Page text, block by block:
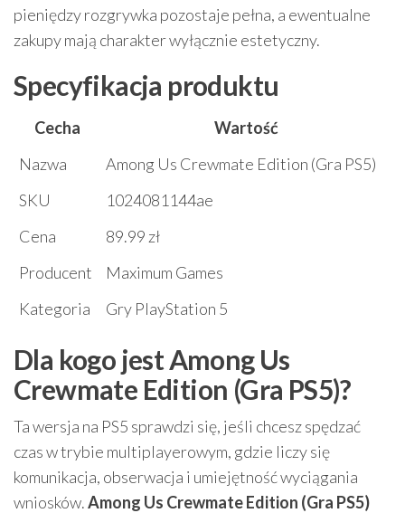
pieniędzy rozgrywka pozostaje pełna, a ewentualne
zakupy mają charakter wyłącznie estetyczny.
Specyfikacja produktu
Cecha
Wartość
Nazwa
Among Us Crewmate Edition (Gra PS5)
SKU
1024081144ae
Cena
89.99 zł
Producent
Maximum Games
Kategoria
Gry PlayStation 5
Dla kogo jest Among Us
Crewmate Edition (Gra PS5)?
Ta wersja na PS5 sprawdzi się, jeśli chcesz spędzać
czas w trybie multiplayerowym, gdzie liczy się
komunikacja, obserwacja i umiejętność wyciągania
wniosków.Among Us Crewmate Edition (Gra PS5)